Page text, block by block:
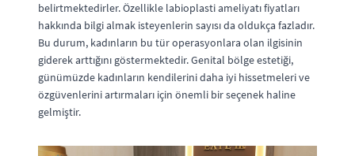
belirtmektedirler. Özellikle labioplasti ameliyatı fiyatları
hakkında bilgi almak isteyenlerin sayısı da oldukça fazladır.
Bu durum, kadınların bu tür operasyonlara olan ilgisinin
giderek arttığını göstermektedir. Genital bölge estetiği,
günümüzde kadınların kendilerini daha iyi hissetmeleri ve
özgüvenlerini artırmaları için önemli bir seçenek haline
gelmiştir.